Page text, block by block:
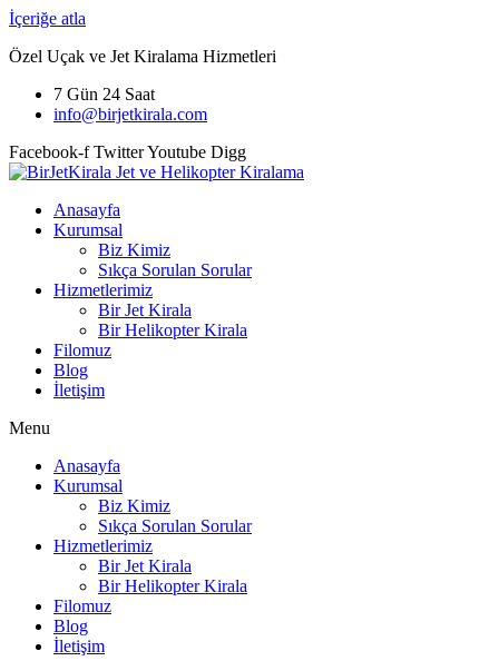
İçeriğe atla
Özel Uçak ve Jet Kiralama Hizmetleri
7 Gün 24 Saat
info@birjetkirala.com
Facebook-f TwitterYoutube Digg
Anasayfa
Kurumsal
Biz Kimiz
Sıkça Sorulan Sorular
Hizmetlerimiz
Bir Jet Kirala
Bir Helikopter Kirala
Filomuz
Blog
İletişim
Menu
Anasayfa
Kurumsal
Biz Kimiz
Sıkça Sorulan Sorular
Hizmetlerimiz
Bir Jet Kirala
Bir Helikopter Kirala
Filomuz
Blog
İletişim